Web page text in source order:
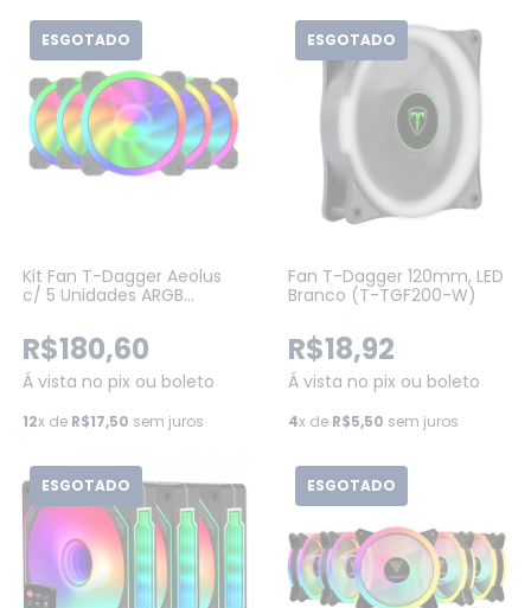
ESGOTADO
Kit Fan T-Dagger Aeolus
c/ 5 Unidades ARGB
R$180,60
Á vista no pix ou boleto
12x de R$17,50 sem juros
ESGOTADO
Fan T-Dagger 120mm, LED
Branco (T-TGF200-W)
R$18,92
Á vista no pix ou boleto
4x de R$5,50 sem juros
ESGOTADO ESGOTADO